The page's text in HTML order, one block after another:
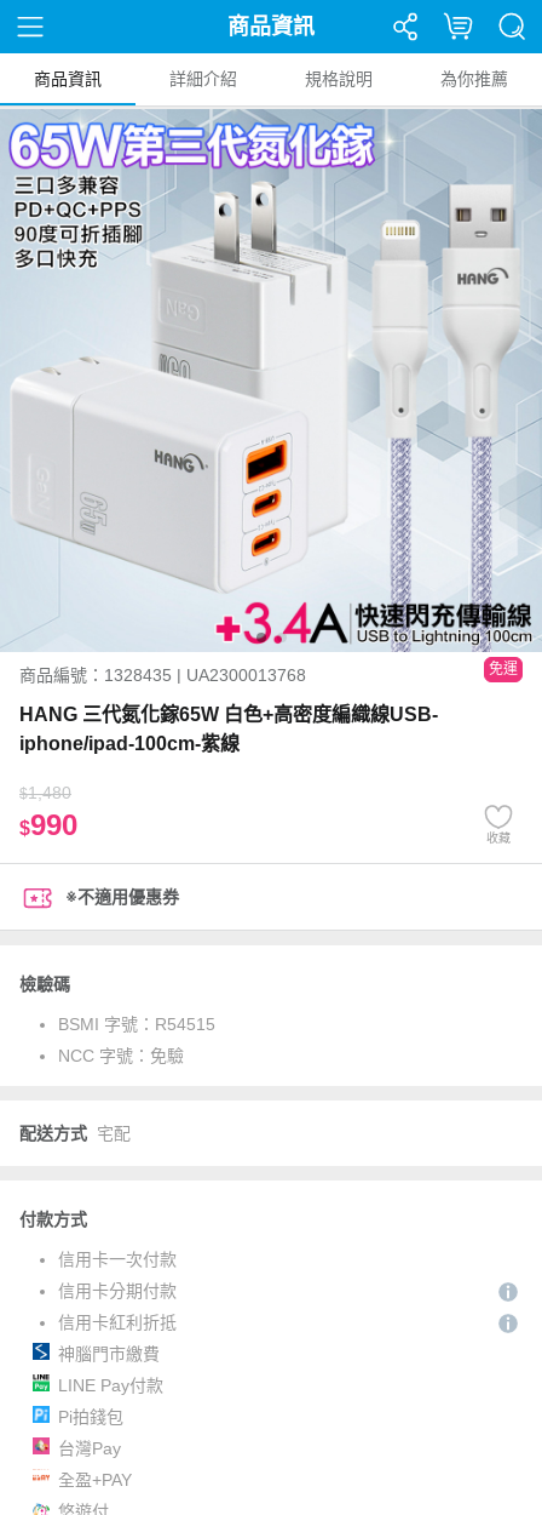
商品資訊
商品資訊 詳細介紹 規格說明 為你推薦
商品編號：1328435 | UA2300013768 免運
HANG 三代氮化鎵65W 白色+高密度編織線USB-
iphone/ipad-100cm-紫線
$1,480
$990 收藏
※不適用優惠券
檢驗碼
BSMI 字號： R54515
NCC 字號： 免驗
配送方式 宅配
付款方式
信用卡一次付款
信用卡分期付款
信用卡紅利折抵
神腦門市繳費
LINE Pay付款
Pi拍錢包
台灣Pay
全盈+PAY